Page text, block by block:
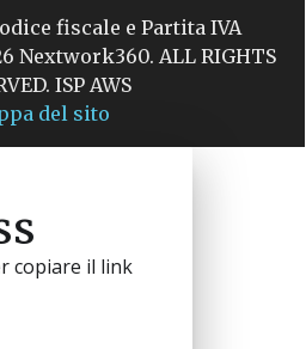
fiscale e Partita IVA
Nextwork360. ALL RIGHTS
ISP AWS
del sito
copiare il link